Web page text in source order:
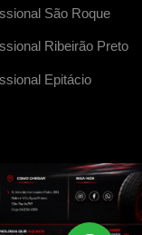
São Roque
Ribeirão Preto
Epitácio